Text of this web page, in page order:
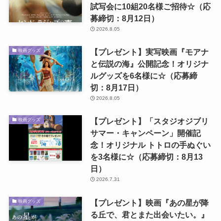
試写会に10組20名様ご招待☆（応
募締切：8月12日）
2026.8.05
映画グッズ
【プレゼント】実写映画『モアナ
と伝説の海』公開記念！オリジナ
ルグッズを6名様に☆（応募締
切：8月17日）
2026.8.05
映画グッズ
【プレゼント】「スタジオジブリ
サマー・キャンペーン」開催記
念！オリジナル トトロの手ぬぐい
を3名様に☆（応募締切：8月13
日）
2026.7.31
映画グッズ
【プレゼント】映画『あの星が降
る丘で、君とまた出会いたい。』